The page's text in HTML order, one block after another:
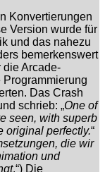
Konvertierungen
Version wurde für
und das nahezu
bemerkenswert
die Arcade-
Das Crash
schrieb: „One of
seen, with superb
original perfectly.“
die wir
und
.“) Die